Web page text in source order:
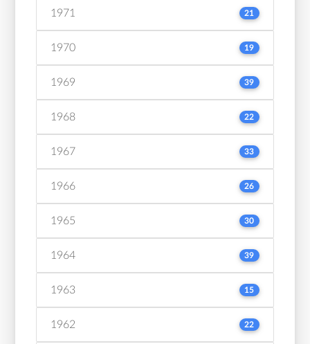
1971 21
1970 19
1969 39
1968 22
1967 33
1966 26
1965 30
1964 39
1963 15
1962 22